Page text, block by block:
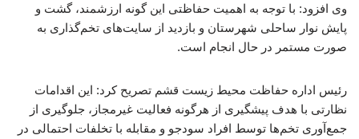
‌وی افزود: با توجه به اهمیت حفاظتی این گونه ارزشمند، گشت و
پایش نوار ساحلی شهرستان و بازدید از سایت‌های تخم‌گذاری به
صورت مستمر در حال انجام است.
‌رئیس اداره حفاظت محیط زیست قشم تصریح کرد: این اقدامات
نظارتی با هدف پیشگیری از هرگونه فعالیت غیرمجاز، جلوگیری از
جمع‌آوری تخم‌ها توسط افراد سودجو و مقابله با تخلفات احتمالی در